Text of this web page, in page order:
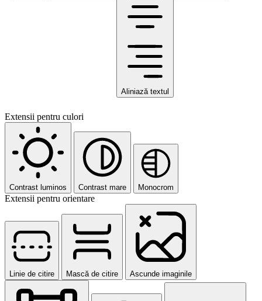
Aliniază textul
Extensii pentru culori
Contrast luminos Contrast mare Monocrom
Extensii pentru orientare
Linie de citire Mască de citire Ascunde imaginile